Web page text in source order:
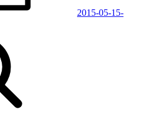
2015-05-15-